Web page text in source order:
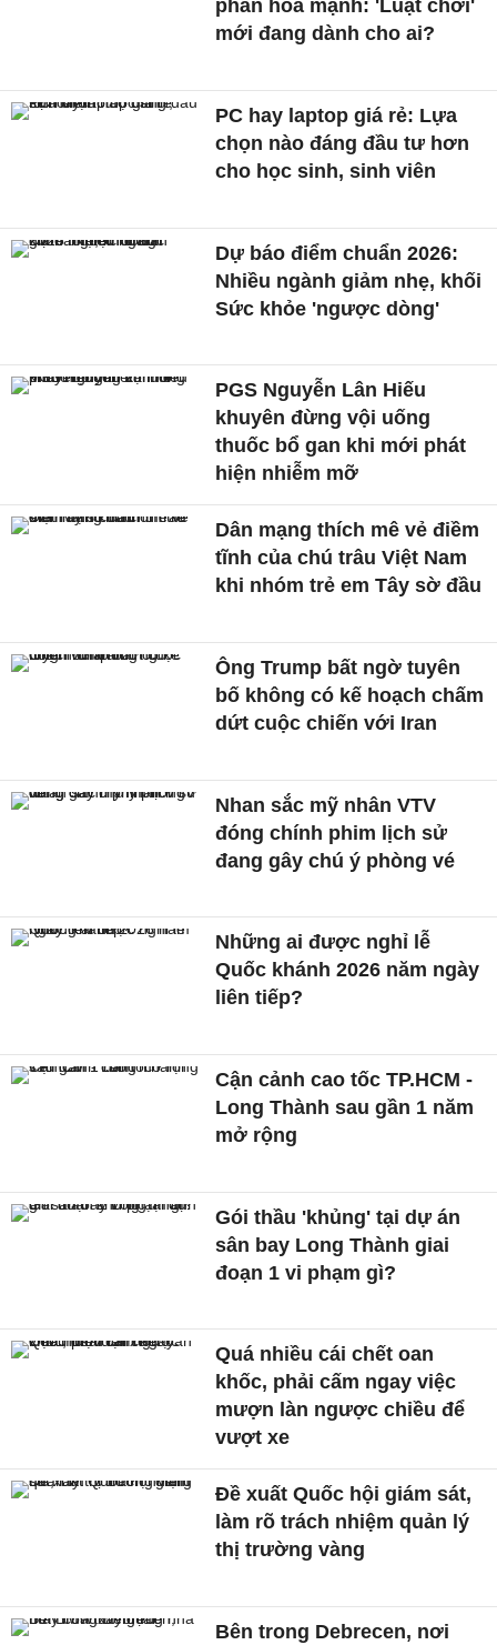
phân hóa mạnh: 'Luật chơi'
mới đang dành cho ai?
PC hay laptop giá rẻ: Lựa
chọn nào đáng đầu tư hơn
cho học sinh, sinh viên
Dự báo điểm chuẩn 2026:
Nhiều ngành giảm nhẹ, khối
Sức khỏe 'ngược dòng'
PGS Nguyễn Lân Hiếu
khuyên đừng vội uống
thuốc bổ gan khi mới phát
hiện nhiễm mỡ
Dân mạng thích mê vẻ điềm
tĩnh của chú trâu Việt Nam
khi nhóm trẻ em Tây sờ đầu
Ông Trump bất ngờ tuyên
bố không có kế hoạch chấm
dứt cuộc chiến với Iran
Nhan sắc mỹ nhân VTV
đóng chính phim lịch sử
đang gây chú ý phòng vé
Những ai được nghỉ lễ
Quốc khánh 2026 năm ngày
liên tiếp?
Cận cảnh cao tốc TP.HCM -
Long Thành sau gần 1 năm
mở rộng
Gói thầu 'khủng' tại dự án
sân bay Long Thành giai
đoạn 1 vi phạm gì?
Quá nhiều cái chết oan
khốc, phải cấm ngay việc
mượn làn ngược chiều để
vượt xe
Đề xuất Quốc hội giám sát,
làm rõ trách nhiệm quản lý
thị trường vàng
Bên trong Debrecen, nơi